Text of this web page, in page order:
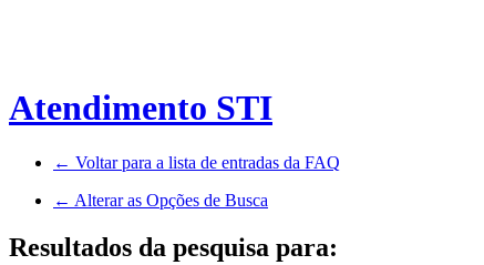
Atendimento STI
← Voltar para a lista de entradas da FAQ
← Alterar as Opções de Busca
Resultados da pesquisa para: